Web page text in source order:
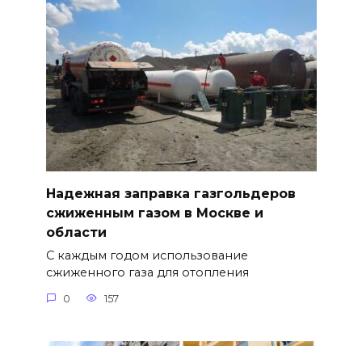
Надежная заправка газгольдеров
сжиженным газом в Москве и
области
С каждым годом использование
сжиженного газа для отопления
0 157